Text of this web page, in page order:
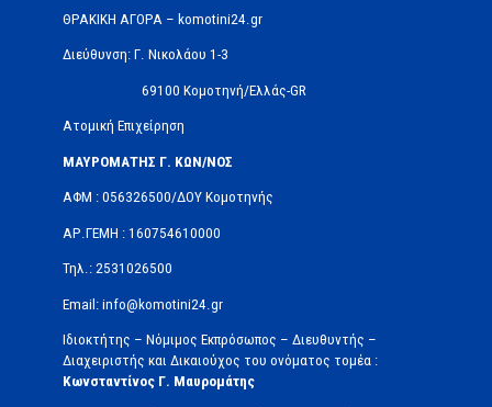
ΘΡΑΚΙΚΗ ΑΓΟΡΑ – komotini24.gr
Διεύθυνση: Γ. Νικολάου 1-3
69100 Κομοτηνή/Ελλάς-GR
Ατομική Επιχείρηση
ΜΑΥΡΟΜΑΤΗΣ Γ. ΚΩΝ/ΝΟΣ
ΑΦΜ : 056326500/ΔOΥ Κομοτηνής
ΑΡ.ΓΕΜΗ : 160754610000
Τηλ.: 2531026500
Email: info@komotini24.gr
Ιδιοκτήτης – Νόμιμος Εκπρόσωπος – Διευθυντής –
Διαχειριστής και Δικαιούχος του ονόματος τομέα :
Κωνσταντίνος Γ. Μαυρομάτης